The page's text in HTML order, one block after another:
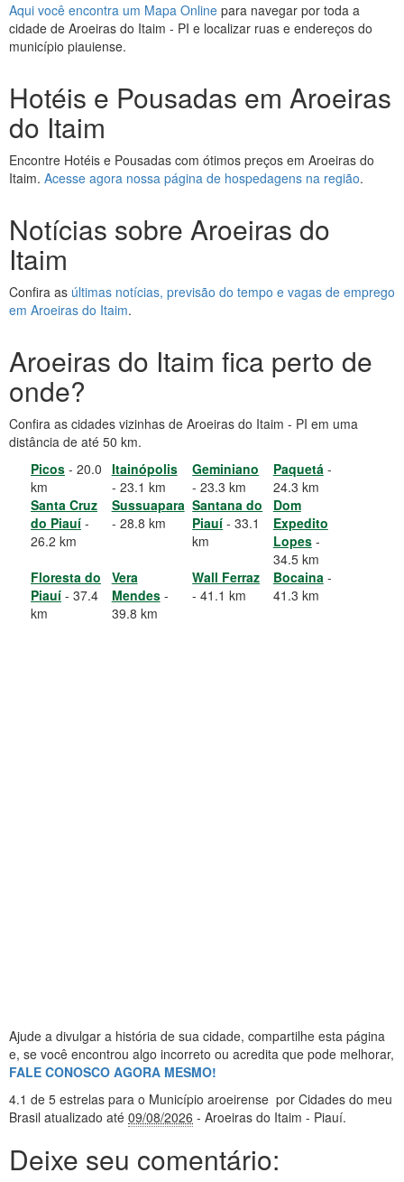
Aqui você encontra um Mapa Online para navegar por toda a
cidade de Aroeiras do Itaim - PI e localizar ruas e endereços do
município piauiense.
Hotéis e Pousadas em Aroeiras
do Itaim
Encontre Hotéis e Pousadas com ótimos preços em Aroeiras do
Itaim. Acesse agora nossa página de hospedagens na região.
Notícias sobre Aroeiras do
Itaim
Confira as últimas notícias, previsão do tempo e vagas de emprego
em Aroeiras do Itaim.
Aroeiras do Itaim fica perto de
onde?
Confira as cidades vizinhas de Aroeiras do Itaim - PI em uma
distância de até 50 km.
Picos - 20.0
km
Itainópolis
- 23.1 km
Geminiano
- 23.3 km
Paquetá-
24.3 km
Santa Cruz
do Piauí -
26.2 km
Sussuapara
- 28.8 km
Santana do
Piauí - 33.1
km
Dom
Expedito
Lopes-
34.5 km
Floresta do
Piauí - 37.4
km
Vera
Mendes-
39.8 km
Wall Ferraz
- 41.1 km
Bocaina-
41.3 km
Ajude a divulgar a história de sua cidade, compartilhe esta página
e, se você encontrou algo incorreto ou acredita que pode melhorar,
FALE CONOSCO AGORA MESMO!
4.1 de 5 estrelas para o Município aroeirense por Cidades do meu
Brasil atualizado até 09/08/2026 - Aroeiras do Itaim - Piauí.
Deixe seu comentário: